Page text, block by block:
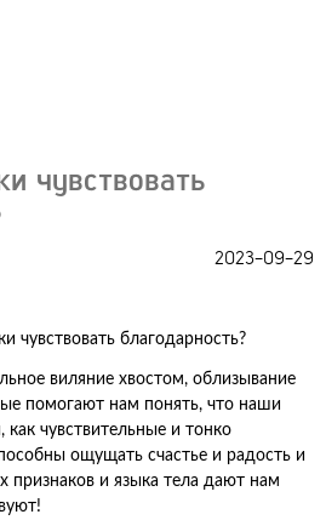
чувствовать
2023-09-29
виляние хвостом, облизывание
помогают нам понять, что наши
как чувствительные и тонко
ощущать счастье и радость и
признаков и языка тела дают нам